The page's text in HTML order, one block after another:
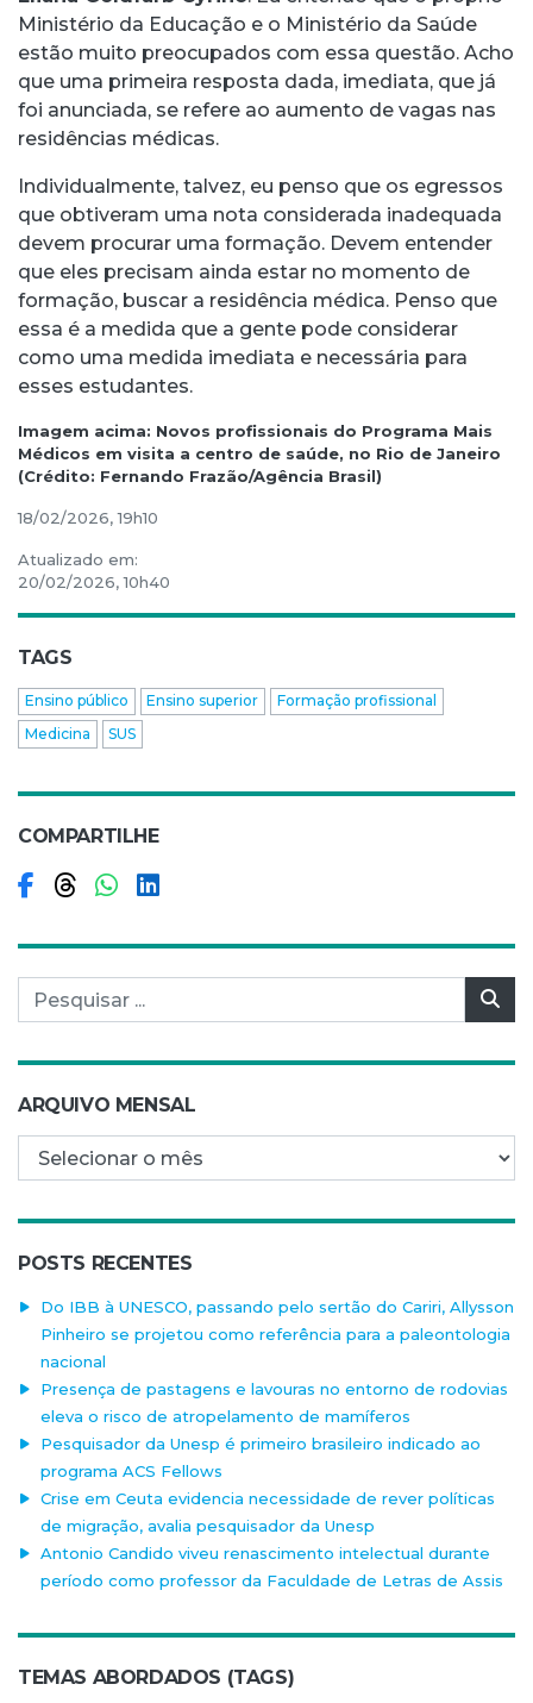
Ministério da Educação e o Ministério da Saúde
estão muito preocupados com essa questão. Acho
que uma primeira resposta dada, imediata, que já
foi anunciada, se refere ao aumento de vagas nas
residências médicas.
Individualmente, talvez, eu penso que os egressos
que obtiveram uma nota considerada inadequada
devem procurar uma formação. Devem entender
que eles precisam ainda estar no momento de
formação, buscar a residência médica. Penso que
essa é a medida que a gente pode considerar
como uma medida imediata e necessária para
esses estudantes.
Imagem acima: Novos profissionais do Programa Mais
Médicos em visita a centro de saúde, no Rio de Janeiro
(Crédito: Fernando Frazão/Agência Brasil)
18/02/2026, 19h10
Atualizado em:
20/02/2026, 10h40
TAGS
Ensino público Ensino superior
Formação profissional
Medicina
SUS
COMPARTILHE
Compartilhar no Facebook
Compartilhar no Threads
Compartilhar no WhatsApp
Compartilhar no LinkedIn
Pesquisar por:
ARQUIVO MENSAL
Arquivo mensal
POSTS RECENTES
Do IBB à UNESCO, passando pelo sertão do Cariri, Allysson
Pinheiro se projetou como referência para a paleontologia
nacional
Presença de pastagens e lavouras no entorno de rodovias
eleva o risco de atropelamento de mamíferos
Pesquisador da Unesp é primeiro brasileiro indicado ao
programa ACS Fellows
Crise em Ceuta evidencia necessidade de rever políticas
de migração, avalia pesquisador da Unesp
Antonio Candido viveu renascimento intelectual durante
período como professor da Faculdade de Letras de Assis
TEMAS ABORDADOS (TAGS)